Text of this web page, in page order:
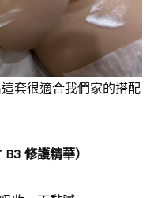
套很適合我們家的搭配
修護精華）